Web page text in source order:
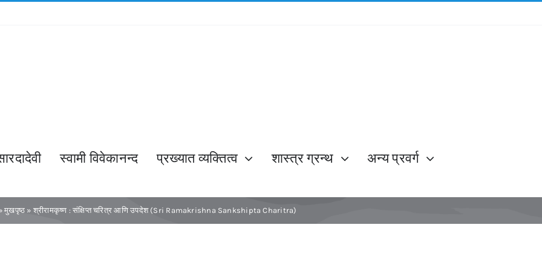
स्वामी विवेकानन्द प्रख्यात व्यक्तित्व शास्त्र ग्रन्थ अन्य प्रवर्ग
मुखपृष्ठ » श्रीरामकृष्ण : संक्षिप्त चरित्र आणि उपदेश (Sri Ramakrishna Sankshipta Charitra)